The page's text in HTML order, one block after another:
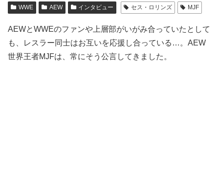
WWE AEW インタビュー セス・ロリンズ MJF
AEWとWWEのファンや上層部がいがみ合っていたとして
も、レスラー同士はお互いを応援し合っている…。AEW
世界王者MJFは、常にそう公言してきました。